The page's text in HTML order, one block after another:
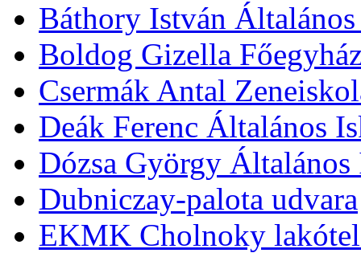
Báthory István
Boldog Gizella
Csermák Antal
Deák Ferenc Általános
Dózsa György Általános
Dubniczay-palota udvara
EKMK Cholnoky